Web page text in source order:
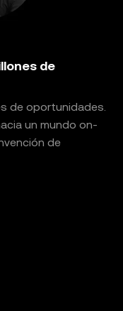
de
de oportunidades.
un mundo on-
de